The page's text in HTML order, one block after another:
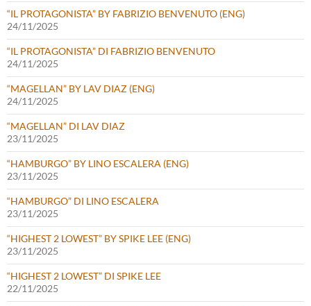
“IL PROTAGONISTA” BY FABRIZIO BENVENUTO (ENG)
24/11/2025
“IL PROTAGONISTA” DI FABRIZIO BENVENUTO
24/11/2025
“MAGELLAN” BY LAV DIAZ (ENG)
24/11/2025
“MAGELLAN” DI LAV DIAZ
23/11/2025
“HAMBURGO” BY LINO ESCALERA (ENG)
23/11/2025
“HAMBURGO” DI LINO ESCALERA
23/11/2025
“HIGHEST 2 LOWEST” BY SPIKE LEE (ENG)
23/11/2025
“HIGHEST 2 LOWEST” DI SPIKE LEE
22/11/2025